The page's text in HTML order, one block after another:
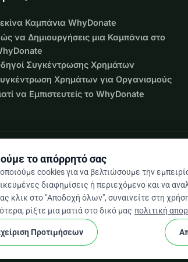
Καμπάνια WhyDonate
να Δημιουργήσεις μια Καμπάνια στο
Συγκέντρωσης Χρημάτων
Χρημάτων για Οργανισμούς
να Εμπιστευτείς το WhyDonate
4,9 / 5 βάσει 500+ κριτικών
Όροι και προϋποθέσειςcookie Ρυθμίσεις Cookies
το απόρρητό σας
cookies για να βελτιώσουμε την
διαφημίσεις ή περιεχόμενο και να
κλικ στο "Αποδοχή όλων", συναινείτε στη
ρίξτε μια ματιά στο δικό μας πολιτική
Προτιμήσεων